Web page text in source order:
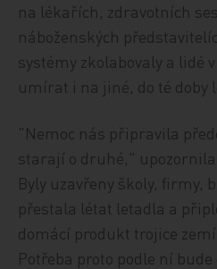
na lékařích, zdravotních
náboženských
systémy zkolabovaly a lidé
umírat i na jiné, do té doby
"Nemoc nás připravila
starají o druhé,"
Byly uzavřeny školy, firmy,
přestala létat letadla a
domácí produkt trojice zemí
Potřeba proto podle ní